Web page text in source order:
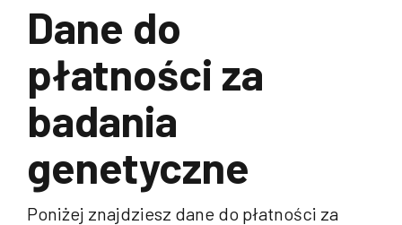
Dane do
płatności za
badania
genetyczne
Poniżej znajdziesz dane do płatności za